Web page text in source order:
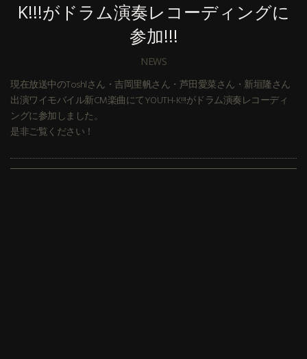
K!!!がドラム演奏レコーディングに
参加!!!
NEWS
現在放送中のToshlさん・吉岡里帆さん・芦田愛菜さん・新垣隆さん
出演ワイモバイル新CM楽曲にてYOUTH-K!!!がドラム演奏レコーディ
ングに参加しました。
是非ご覧ください！